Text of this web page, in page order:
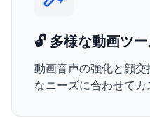
🔓 多様な動画ツ
動画音声の強化と顔
なニーズに合わせてカ